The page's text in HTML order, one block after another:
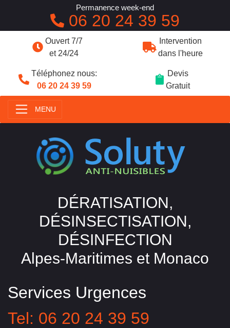
Ouvert 7/7
et 24/24
Intervention
dans l'heure
Téléphonez nous:
06 20 24 39 59
Devis
Gratuit
MENU
DÉRATISATION,
DÉSINSECTISATION,
DÉSINFECTION
Alpes-Maritimes et Monaco
Services Urgences
Tel: 06 20 24 39 59
Permanence week-end
06 20 24 39 59